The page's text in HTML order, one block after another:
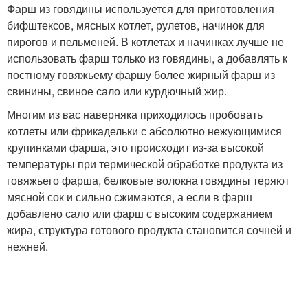
Фарш из говядины используется для приготовления
бифштексов, мясных котлет, рулетов, начинок для
пирогов и пельменей. В котлетах и начинках лучше не
использовать фарш только из говядины, а добавлять к
постному говяжьему фаршу более жирный фарш из
свинины, свиное сало или курдючный жир.
Многим из вас наверняка приходилось пробовать
котлеты или фрикадельки с абсолютно нежующимися
крупинками фарша, это происходит из-за высокой
температуры при термической обработке продукта из
говяжьего фарша, белковые волокна говядины теряют
мясной сок и сильно сжимаются, а если в фарш
добавлено сало или фарш с высоким содержанием
жира, структура готового продукта становится сочней и
нежней.